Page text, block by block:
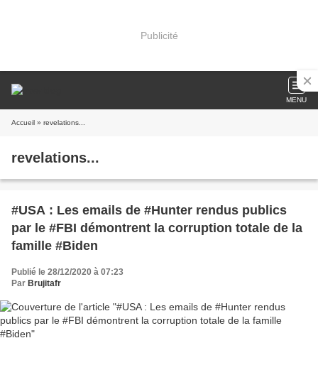
Publicité
MENU
Accueil » revelations...
revelations...
#USA : Les emails de #Hunter rendus publics
par le #FBI démontrent la corruption totale de la
famille #Biden
Publié le 28/12/2020 à 07:23
Par Brujitafr